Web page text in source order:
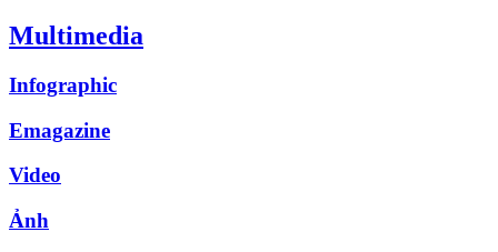
Multimedia
Infographic
Emagazine
Video
Ảnh